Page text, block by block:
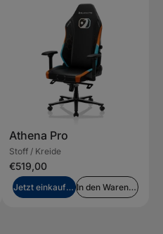
Athena Pro
Stoff / Kreide
€519,00
Jetzt einkaufen In den Warenkorb legen